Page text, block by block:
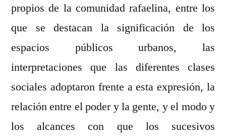
propios de la comunidad rafaelina, entre los
que se destacan la significación de los
espacios públicos urbanos, las
interpretaciones que las diferentes clases
sociales adoptaron frente a esta expresión, la
relación entre el poder y la gente, y el modo y
los alcances con que los sucesivos